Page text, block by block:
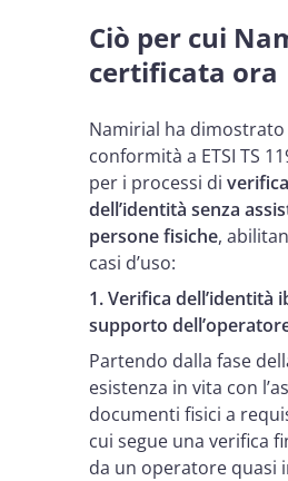
Ciò per cui
certificata ora
Namirial ha dimostrato
conformità a ETSI TS
per i processi di
dell’identità senza
persone fisiche,
casi d’uso:
1. Verifica dell’identità
supporto
Partendo dalla fase
esistenza in vita con
documenti fisici a
cui segue una verifica
da un operatore quasi